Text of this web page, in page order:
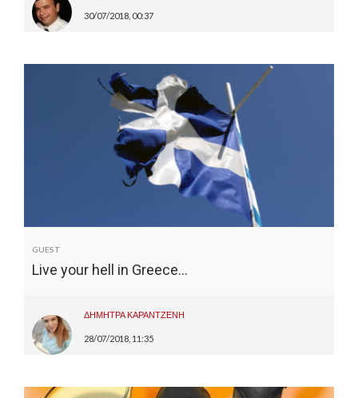
30/07/2018, 00:37
GUEST
Live your hell in Greece…
ΔΗΜΗΤΡΑ ΚΑΡΑΝΤΖΕΝΗ
28/07/2018, 11:35